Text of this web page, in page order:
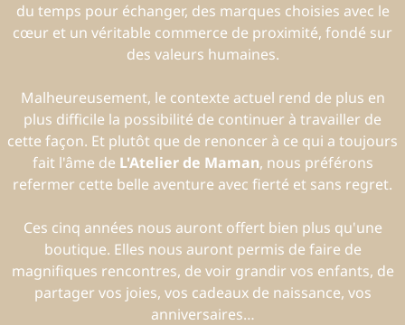
du temps pour échanger, des marques choisies avec le
cœur et un véritable commerce de proximité, fondé sur
des valeurs humaines.
Malheureusement, le contexte actuel rend de plus en
plus difficile la possibilité de continuer à travailler de
cette façon. Et plutôt que de renoncer à ce qui a toujours
fait l'âme de L'Atelier de Maman, nous préférons
refermer cette belle aventure avec fierté et sans regret.
Ces cinq années nous auront offert bien plus qu'une
boutique. Elles nous auront permis de faire de
magnifiques rencontres, de voir grandir vos enfants, de
partager vos joies, vos cadeaux de naissance, vos
anniversaires…